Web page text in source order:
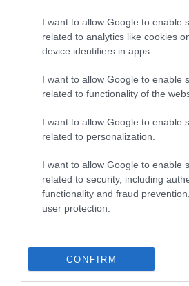
I want to allow Google to enable
related to analytics like cookies
device identifiers in apps.
I want to allow Google to enable
related to functionality of the
I want to allow Google to enable
related to personalization.
I want to allow Google to enable
related to security, including
functionality and fraud
user protection.
CONFIRM